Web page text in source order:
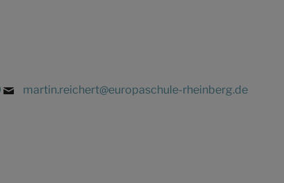
martin.reichert@europaschule-rheinberg.de